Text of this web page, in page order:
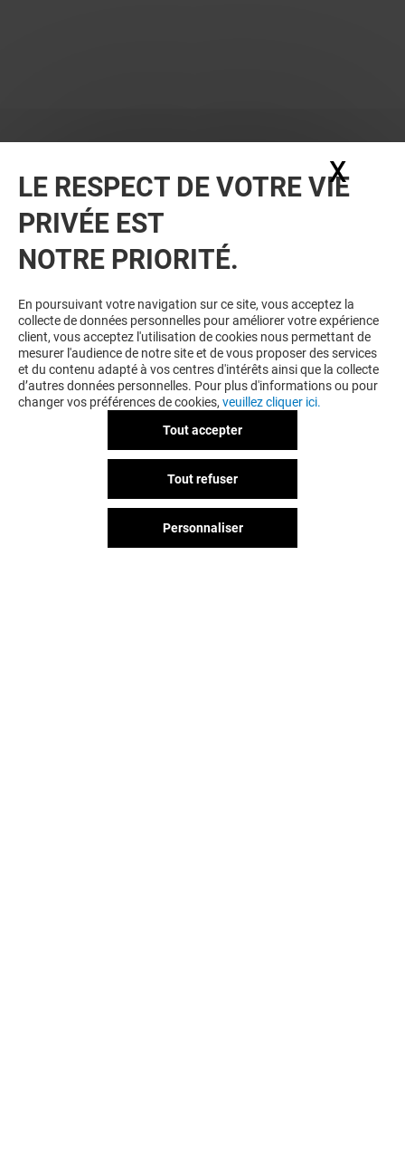
LE RESPECT DE VOTRE VIE
PRIVÉE EST
NOTRE PRIORITÉ.
En poursuivant votre navigation sur ce site, vous acceptez la
collecte de données personnelles pour améliorer votre expérience
client, vous acceptez l'utilisation de cookies nous permettant de
mesurer l'audience de notre site et de vous proposer des services
et du contenu adapté à vos centres d'intérêts ainsi que la collecte
d’autres données personnelles. Pour plus d'informations ou pour
changer vos préférences de cookies, veuillez cliquer ici.
Tout accepter
Tout refuser
Personnaliser
X